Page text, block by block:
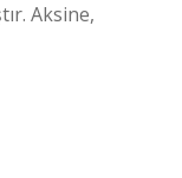
Aksine,